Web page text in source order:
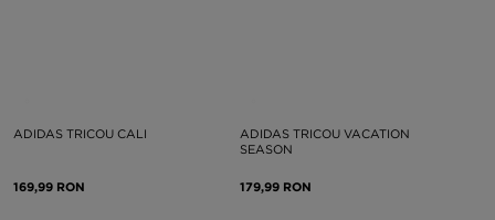
ADIDAS TRICOU CALI
169,99 RON
ADIDAS TRICOU VACATION
SEASON
179,99 RON